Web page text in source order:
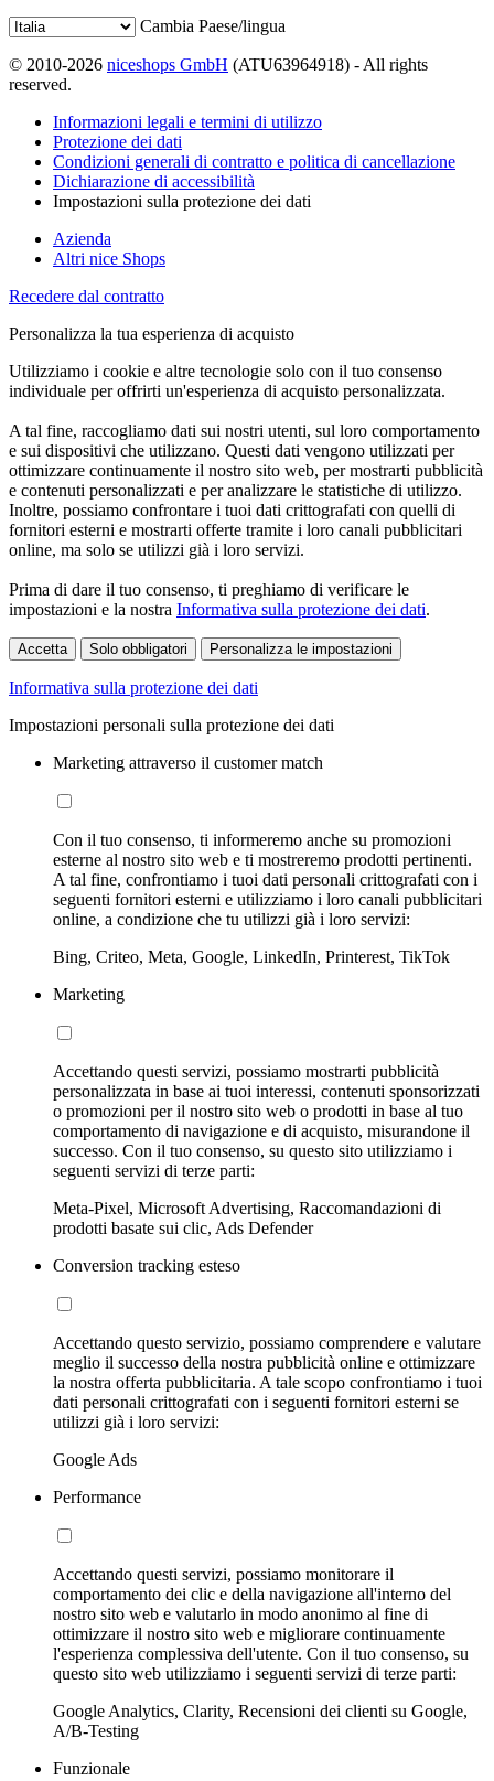
Cambia Paese/lingua
© 2010-2026 niceshops GmbH (ATU63964918) - All rights
reserved.
Informazioni legali e termini di utilizzo
Protezione dei dati
Condizioni generali di contratto e politica di cancellazione
Dichiarazione di accessibilità
Impostazioni sulla protezione dei dati
Azienda
Altri nice Shops
Recedere dal contratto
Personalizza la tua esperienza di acquisto
Utilizziamo i cookie e altre tecnologie solo con il tuo consenso
individuale per offrirti un'esperienza di acquisto personalizzata.
A tal fine, raccogliamo dati sui nostri utenti, sul loro comportamento
e sui dispositivi che utilizzano. Questi dati vengono utilizzati per
ottimizzare continuamente il nostro sito web, per mostrarti pubblicità
e contenuti personalizzati e per analizzare le statistiche di utilizzo.
Inoltre, possiamo confrontare i tuoi dati crittografati con quelli di
fornitori esterni e mostrarti offerte tramite i loro canali pubblicitari
online, ma solo se utilizzi già i loro servizi.
Prima di dare il tuo consenso, ti preghiamo di verificare le
impostazioni e la nostra Informativa sulla protezione dei dati.
Accetta Solo obbligatori Personalizza le impostazioni
Informativa sulla protezione dei dati
Impostazioni personali sulla protezione dei dati
Marketing attraverso il customer match
Con il tuo consenso, ti informeremo anche su promozioni
esterne al nostro sito web e ti mostreremo prodotti pertinenti.
A tal fine, confrontiamo i tuoi dati personali crittografati con i
seguenti fornitori esterni e utilizziamo i loro canali pubblicitari
online, a condizione che tu utilizzi già i loro servizi:
Bing, Criteo, Meta, Google, LinkedIn, Printerest, TikTok
Marketing
Accettando questi servizi, possiamo mostrarti pubblicità
personalizzata in base ai tuoi interessi, contenuti sponsorizzati
o promozioni per il nostro sito web o prodotti in base al tuo
comportamento di navigazione e di acquisto, misurandone il
successo. Con il tuo consenso, su questo sito utilizziamo i
seguenti servizi di terze parti:
Meta-Pixel, Microsoft Advertising, Raccomandazioni di
prodotti basate sui clic, Ads Defender
Conversion tracking esteso
Accettando questo servizio, possiamo comprendere e valutare
meglio il successo della nostra pubblicità online e ottimizzare
la nostra offerta pubblicitaria. A tale scopo confrontiamo i tuoi
dati personali crittografati con i seguenti fornitori esterni se
utilizzi già i loro servizi:
Google Ads
Performance
Accettando questi servizi, possiamo monitorare il
comportamento dei clic e della navigazione all'interno del
nostro sito web e valutarlo in modo anonimo al fine di
ottimizzare il nostro sito web e migliorare continuamente
l'esperienza complessiva dell'utente. Con il tuo consenso, su
questo sito web utilizziamo i seguenti servizi di terze parti:
Google Analytics, Clarity, Recensioni dei clienti su Google,
A/B-Testing
Funzionale